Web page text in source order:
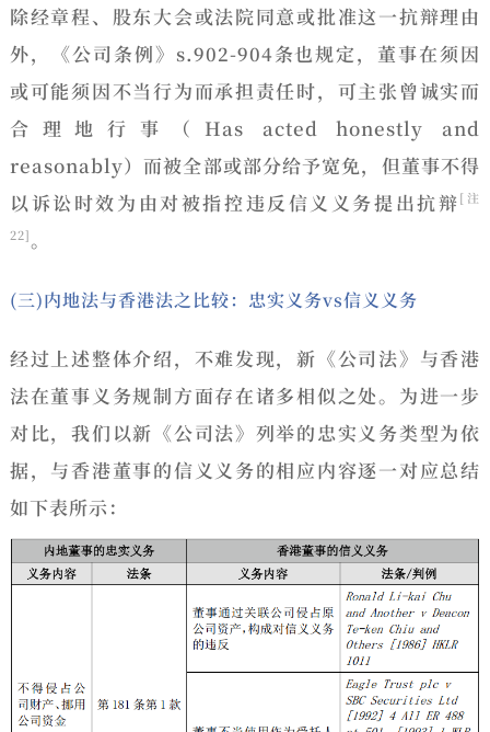
除经章程、股东大会或法院同意或批准这一抗辩理由
外，《公司条例》s.902-904条也规定，董事在须因
或可能须因不当行为而承担责任时，可主张曾诚实而
合理地行事（Has acted honestly and
reasonably）而被全部或部分给予宽免，但董事不得
以诉讼时效为由对被指控违反信义义务提出抗辩[注
22]。
(三)内地法与香港法之比较：忠实义务vs信义义务
经过上述整体介绍，不难发现，新《公司法》与香港
法在董事义务规制方面存在诸多相似之处。为进一步
对比，我们以新《公司法》列举的忠实义务类型为依
据，与香港董事的信义义务的相应内容逐一对应总结
如下表所示：